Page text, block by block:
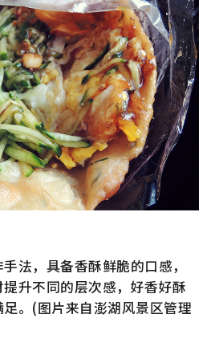
法，具备香酥鲜脆的口感，
升不同的层次感，好香好酥
。(图片来自澎湖风景区管理